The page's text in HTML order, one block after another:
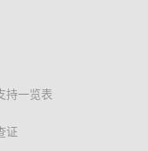
持一览表
证